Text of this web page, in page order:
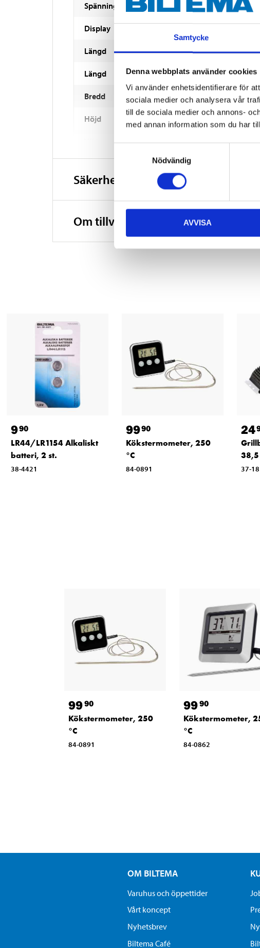
Samtycke
Denna webbplats använder cookies
Vi använder enhetsidentifierare för
sociala medier och analysera vår
till de sociala medier och annons-
med annan information som du har
Nödvändig
AVVISA
Spänning
Display
Längd
Längd
Bredd
Höjd
Automatisk avstängning
Övrigt
Säkerhetsinformation och övriga
Om tillverkaren
990
LR44/LR1154 Alkaliskt
batteri, 2 st.
38-4421
9990
Kökstermometer, 250
°C
84-0891
24
38,5
37-
9990
Kökstermometer, 250
°C
84-0891
9990
Kökstermometer,
°C
84-0862
OM BILTEMA
Varuhus och öppettider
Vårt koncept
Nyhetsbrev
Biltema Café